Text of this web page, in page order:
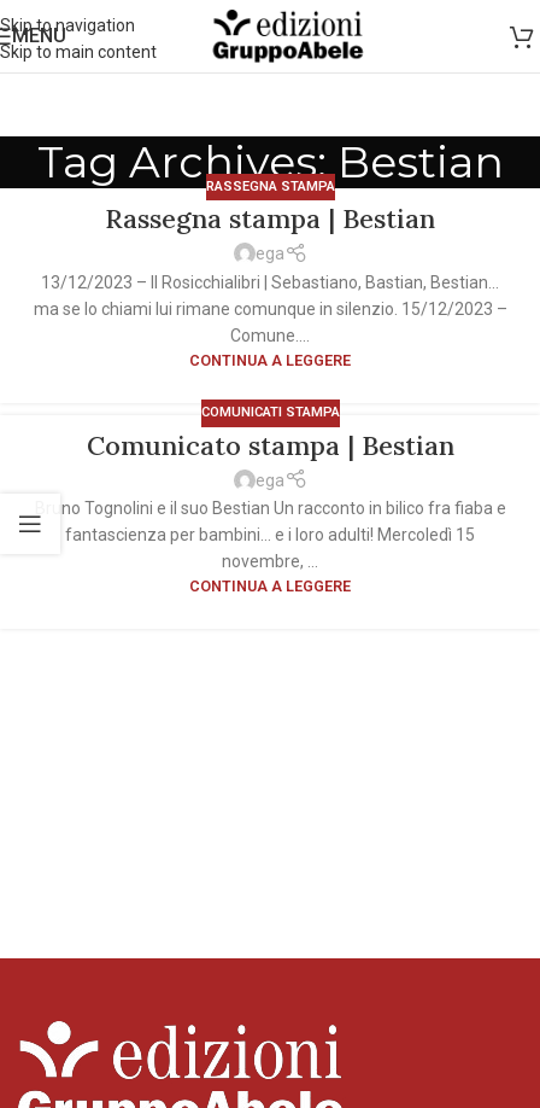
Skip to navigation
Skip to main content
MENU
Tag Archives: Bestian
RASSEGNA STAMPA
Rassegna stampa | Bestian
ega
13/12/2023 – Il Rosicchialibri | Sebastiano, Bastian, Bestian…
ma se lo chiami lui rimane comunque in silenzio. 15/12/2023 –
Comune....
CONTINUA A LEGGERE
COMUNICATI STAMPA
Comunicato stampa | Bestian
ega
Bruno Tognolini e il suo Bestian Un racconto in bilico fra fiaba e
fantascienza per bambini… e i loro adulti! Mercoledì 15
novembre, ...
CONTINUA A LEGGERE